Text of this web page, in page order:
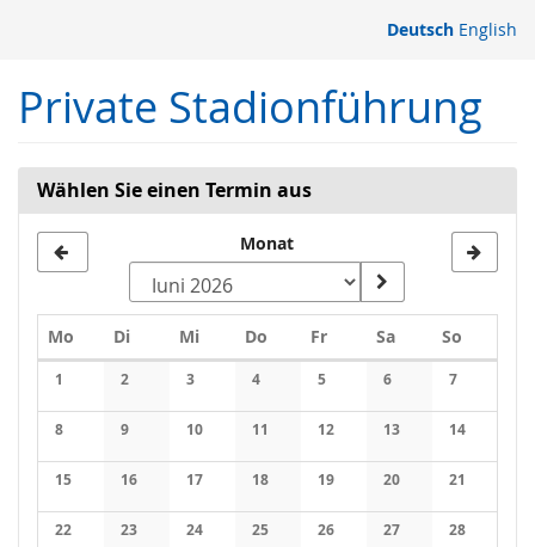
springen
Deutsch English
Private Stadionführung
Wählen Sie einen Termin aus
Monat
Kalender
Mo Montag
DiDienstag
MiMittwoch
Do Donnerstag
FrFreitagSaSamstag
So
1
Keine Veranstaltungen
2
Keine Veranstaltungen
3
Keine Veranstaltungen
4
Keine Veranstaltungen
5
Keine Veranstaltungen
6
Keine
7
Keine
8
Keine Veranstaltungen
9
Keine Veranstaltungen
10
Keine Veranstaltungen
11
Keine Veranstaltungen
12
Keine Veranstaltungen
13
Keine
14
Keine
15
Keine Veranstaltungen
16
Keine Veranstaltungen
17
Keine Veranstaltungen
18
Keine Veranstaltungen
19
Keine Veranstaltungen
20
Keine
21
Keine
22 23 24 25 26 27 28